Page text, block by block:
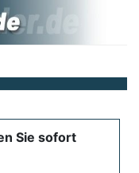
Sie sofort